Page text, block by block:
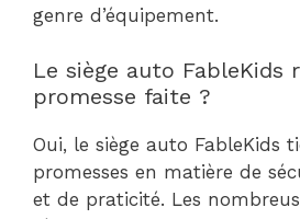
genre d’équipement.
Le siège auto FableKids
promesse faite ?
Oui, le siège auto FableKids
promesses en matière de
et de praticité. Les